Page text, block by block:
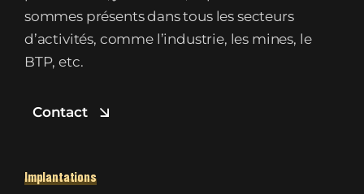
sommes présents dans tous les secteurs
d’activités, comme l’industrie, les mines, le
BTP, etc.
Contact
Implantations